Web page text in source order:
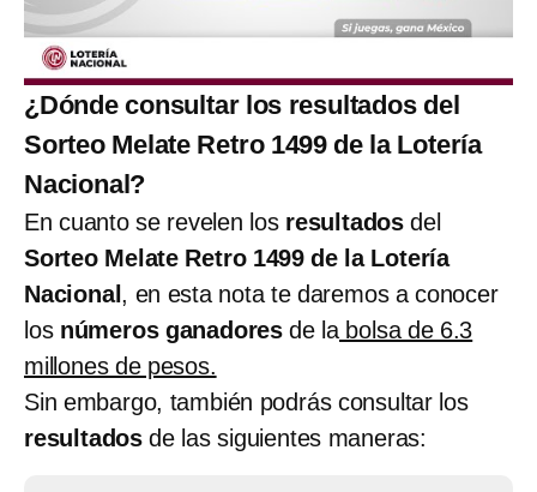
¿Dónde consultar los resultados del
Sorteo Melate Retro 1499 de la Lotería
Nacional?
En cuanto se revelen los resultadosdel
Sorteo Melate Retro 1499 de la Lotería
Nacional , en esta nota te daremos a conocer
los números ganadores de labolsa de 6.3
millones de pesos.
Sin embargo, también podrás consultar los
resultadosde las siguientes maneras: